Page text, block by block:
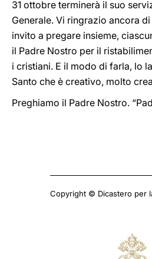
31 ottobre terminerà il suo
Generale. Vi ringrazio ancora
invito a pregare insieme,
il Padre Nostro per il
i cristiani. E il modo di farla, lo
Santo che è creativo, molto
Preghiamo il Padre Nostro.
Copyright © Dicastero per